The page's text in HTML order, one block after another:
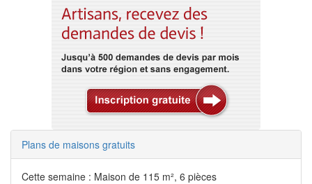
Plans de maisons gratuits
Cette semaine : Maison de 115 m², 6 pièces